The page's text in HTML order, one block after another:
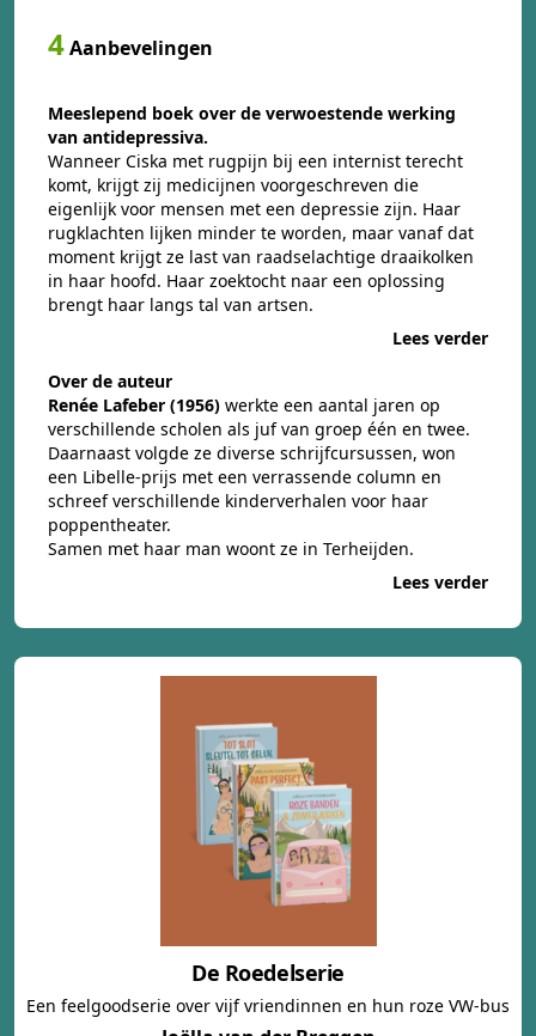
4Aanbevelingen
Meeslepend boek over de verwoestende werking
van antidepressiva.
Wanneer Ciska met rugpijn bij een internist terecht
komt, krijgt zij medicijnen voorgeschreven die
eigenlijk voor mensen met een depressie zijn. Haar
rugklachten lijken minder te worden, maar vanaf dat
moment krijgt ze last van raadselachtige draaikolken
in haar hoofd. Haar zoektocht naar een oplossing
brengt haar langs tal van artsen.
Lees verder
Over de auteur
Renée Lafeber (1956) werkte een aantal jaren op
verschillende scholen als juf van groep één en twee.
Daarnaast volgde ze diverse schrijfcursussen, won
een Libelle-prijs met een verrassende column en
schreef verschillende kinderverhalen voor haar
poppentheater.
Samen met haar man woont ze in Terheijden.
Lees verder
De Roedelserie
Een feelgoodserie over vijf vriendinnen en hun roze VW-bus